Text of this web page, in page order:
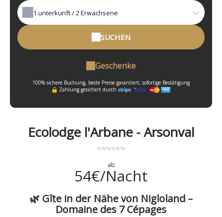
1 unterkunft /2Erwachsene
SUCHEN
Geschenke
100% sichere Buchung, beste Preise garantiert, sofortige Bestätigung
Zahlung gesichert durch
Ecolodge l'Arbane - Arsonval
ab
54€/Nacht
🌿 Gîte in der Nähe von Nigloland –
Domaine des 7 Cépages